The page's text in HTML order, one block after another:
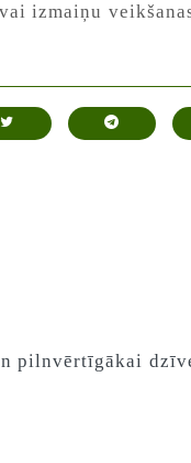
izmaiņu
pilnvērtīgākai